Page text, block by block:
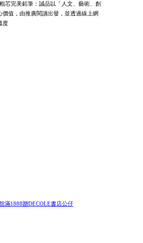
芯完美鉛筆：誠品以「人文、藝術、創
價值，由推廣閱讀出發，並透過線上網
度
滿1888贈DECOLE書店公仔